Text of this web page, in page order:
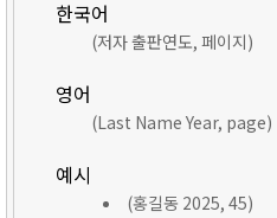
한국어
(저자 출판연도, 페이지)
영어
(Last Name Year, page)
예시
(홍길동 2025, 45)